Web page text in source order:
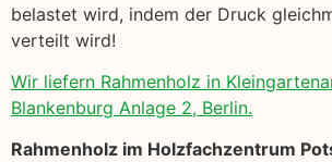
belastet wird, indem der Druck
verteilt wird!
Wir liefern Rahmenholz in
Blankenburg Anlage 2, Berlin.
Rahmenholz im Holzfachzentrum